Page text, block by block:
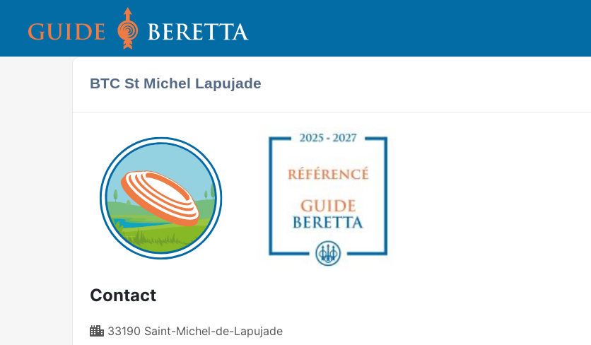
BTC St Michel Lapujade
Contact
33190 Saint-Michel-de-Lapujade